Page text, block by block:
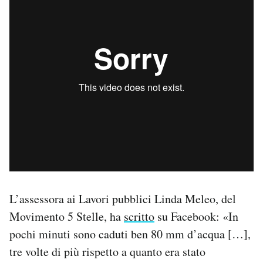
L’assessora ai Lavori pubblici Linda Meleo, del
Movimento 5 Stelle, ha scritto su Facebook: «In
pochi minuti sono caduti ben 80 mm d’acqua […],
tre volte di più rispetto a quanto era stato